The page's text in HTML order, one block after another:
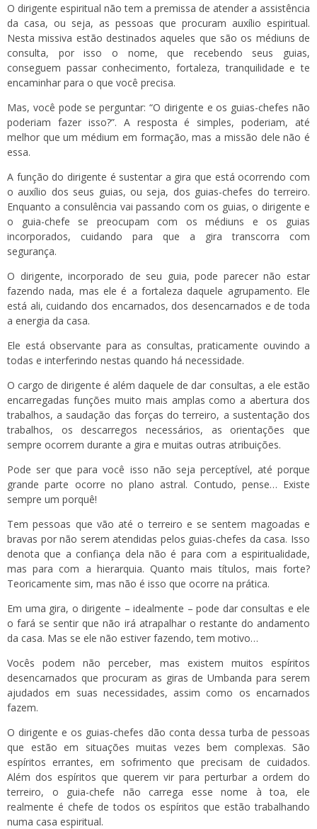
O dirigente espiritual não tem a premissa de atender a assistência
da casa, ou seja, as pessoas que procuram auxílio espiritual.
Nesta missiva estão destinados aqueles que são os médiuns de
consulta, por isso o nome, que recebendo seus guias,
conseguem passar conhecimento, fortaleza, tranquilidade e te
encaminhar para o que você precisa.
Mas, você pode se perguntar: “O dirigente e os guias-chefes não
poderiam fazer isso?”. A resposta é simples, poderiam, até
melhor que um médium em formação, mas a missão dele não é
essa.
A função do dirigente é sustentar a gira que está ocorrendo com
o auxílio dos seus guias, ou seja, dos guias-chefes do terreiro.
Enquanto a consulência vai passando com os guias, o dirigente e
o guia-chefe se preocupam com os médiuns e os guias
incorporados, cuidando para que a gira transcorra com
segurança.
O dirigente, incorporado de seu guia, pode parecer não estar
fazendo nada, mas ele é a fortaleza daquele agrupamento. Ele
está ali, cuidando dos encarnados, dos desencarnados e de toda
a energia da casa.
Ele está observante para as consultas, praticamente ouvindo a
todas e interferindo nestas quando há necessidade.
O cargo de dirigente é além daquele de dar consultas, a ele estão
encarregadas funções muito mais amplas como a abertura dos
trabalhos, a saudação das forças do terreiro, a sustentação dos
trabalhos, os descarregos necessários, as orientações que
sempre ocorrem durante a gira e muitas outras atribuições.
Pode ser que para você isso não seja perceptível, até porque
grande parte ocorre no plano astral. Contudo, pense… Existe
sempre um porquê!
Tem pessoas que vão até o terreiro e se sentem magoadas e
bravas por não serem atendidas pelos guias-chefes da casa. Isso
denota que a confiança dela não é para com a espiritualidade,
mas para com a hierarquia. Quanto mais títulos, mais forte?
Teoricamente sim, mas não é isso que ocorre na prática.
Em uma gira, o dirigente – idealmente – pode dar consultas e ele
o fará se sentir que não irá atrapalhar o restante do andamento
da casa. Mas se ele não estiver fazendo, tem motivo…
Vocês podem não perceber, mas existem muitos espíritos
desencarnados que procuram as giras de Umbanda para serem
ajudados em suas necessidades, assim como os encarnados
fazem.
O dirigente e os guias-chefes dão conta dessa turba de pessoas
que estão em situações muitas vezes bem complexas. São
espíritos errantes, em sofrimento que precisam de cuidados.
Além dos espíritos que querem vir para perturbar a ordem do
terreiro, o guia-chefe não carrega esse nome à toa, ele
realmente é chefe de todos os espíritos que estão trabalhando
numa casa espiritual.